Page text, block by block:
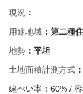
現況 ：
用途地域 ：第二種
地勢 ：平坦
土地面積計測方式
建ぺい率：60% /